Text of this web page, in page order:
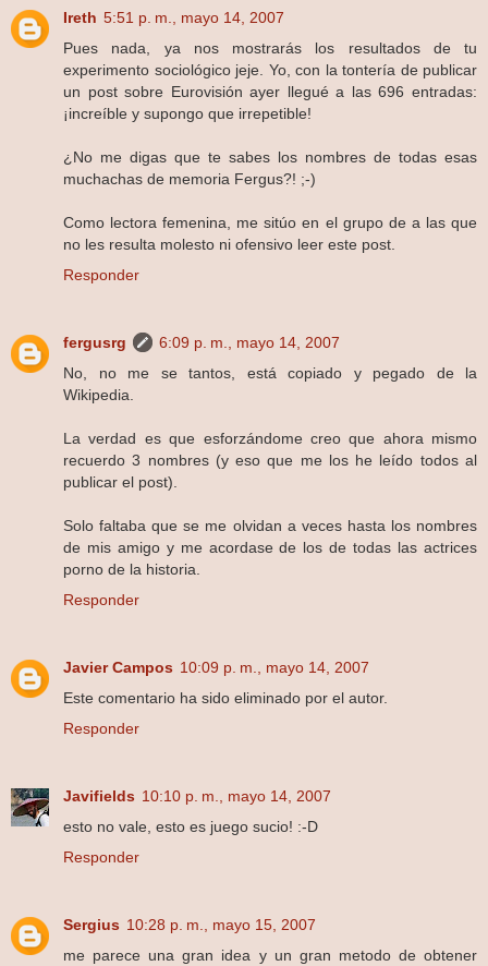
Ireth 5:51 p. m., mayo 14, 2007
Pues nada, ya nos mostrarás los resultados de tu
experimento sociológico jeje. Yo, con la tontería de publicar
un post sobre Eurovisión ayer llegué a las 696 entradas:
¡increíble y supongo que irrepetible!
¿No me digas que te sabes los nombres de todas esas
muchachas de memoria Fergus?! ;-)
Como lectora femenina, me sitúo en el grupo de a las que
no les resulta molesto ni ofensivo leer este post.
Responder
fergusrg
6:09 p. m., mayo 14, 2007
No, no me se tantos, está copiado y pegado de la
Wikipedia.
La verdad es que esforzándome creo que ahora mismo
recuerdo 3 nombres (y eso que me los he leído todos al
publicar el post).
Solo faltaba que se me olvidan a veces hasta los nombres
de mis amigo y me acordase de los de todas las actrices
porno de la historia.
Responder
Javier Campos 10:09 p. m., mayo 14, 2007
Este comentario ha sido eliminado por el autor.
Responder
Javifields 10:10 p. m., mayo 14, 2007
esto no vale, esto es juego sucio! :-D
Responder
Sergius 10:28 p. m., mayo 15, 2007
me parece una gran idea y un gran metodo de obtener